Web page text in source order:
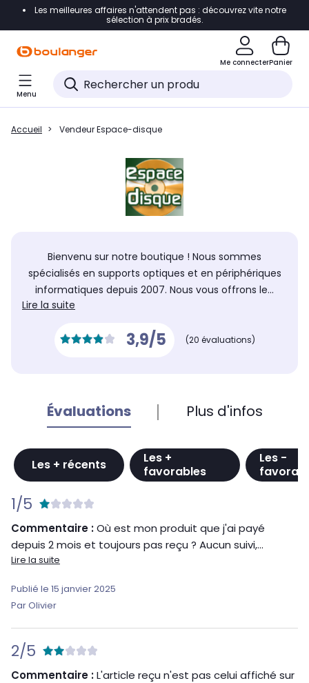
Accéder directement à la navigation
Accéder directement au pied de page
Accéder directement au chatbot
Les meilleures affaires n'attendent pas : découvrez vite notre
sélection à prix bradés.
Me connecterPanier
Menu
Accueil Vendeur Espace-disque
Bienvenu sur notre boutique ! Nous sommes
spécialisés en supports optiques et en périphériques
informatiques depuis 2007. Nous vous offrons le...
Lire la suite
3,9/5 (20 évaluations)
Évaluations Plus d'infos
Les + récents
Les +
favorables
Les -
1/5
Commentaire :Où est mon produit que j'ai payé
depuis 2 mois et toujours pas reçu ? Aucun suivi,...
Lire la suite
Publié le 15 janvier 2025
Par Olivier
2/5
Commentaire :L'article reçu n'est pas celui affiché sur